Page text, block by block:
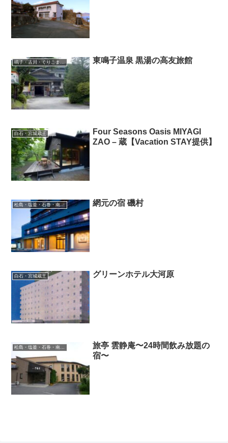
東鳴子温泉 黒湯の高友旅館
白石・宮城蔵王
Four Seasons Oasis MIYAGI
ZAO – 蔵【Vacation STAY提供】
松島・塩釜・石巻・南三陸・気仙沼 網元の宿 磯村
白石・宮城蔵王 グリーンホテル大河原
旅亭 雲静庵〜24時間飲み放題の
宿〜